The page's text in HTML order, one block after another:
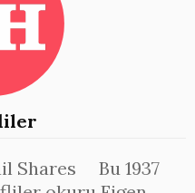
Shares Bu 1937